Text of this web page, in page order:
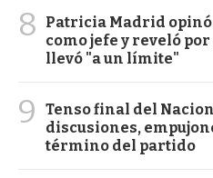
8
Patricia Madrid
como jefe y reveló por
llevó "a un límite"
9
Tenso final del
discusiones,
término del partido